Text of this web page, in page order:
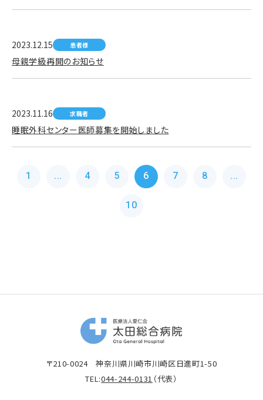
2023.12.15 患者様
母親学級再開のお知らせ
2023.11.16 求職者
睡眠外科センター医師募集を開始しました
1 ... 4 5 6 7 8 ...
10
〒210-0024 神奈川県川崎市川崎区日進町1-50
TEL:044-244-0131 （代表）